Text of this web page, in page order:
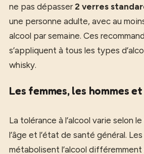
ne pas dépasser 2 verres
une personne adulte, avec au
alcool par semaine. Ces
s’appliquent à tous les types
whisky.
Les femmes, les hommes
La tolérance à l’alcool varie selon
l’âge et l’état de santé général.
métabolisent l’alcool différemment